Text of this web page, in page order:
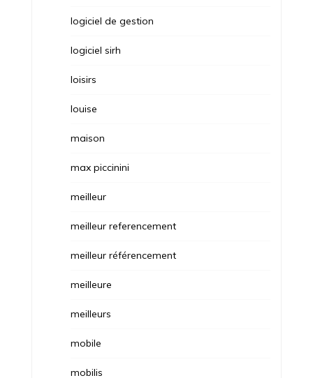
logiciel de gestion
logiciel sirh
loisirs
louise
maison
max piccinini
meilleur
meilleur referencement
meilleur référencement
meilleure
meilleurs
mobile
mobilis